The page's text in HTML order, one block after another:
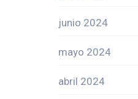
junio 2024
mayo 2024
abril 2024